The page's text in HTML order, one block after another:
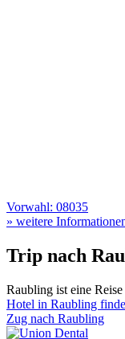
Vorwahl: 08035
» weitere
Trip nach
Raubling ist eine
Hotel in Raubling
Zug nach Raubling